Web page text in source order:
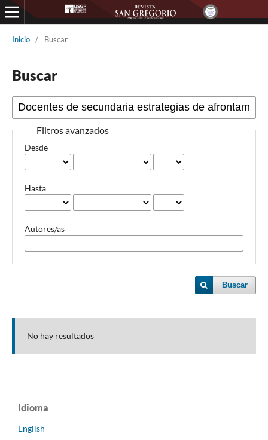
Inicio / Buscar
Buscar
Filtros avanzados
Desde
Hasta
Autores/as
Buscar
No hay resultados
Idioma
English